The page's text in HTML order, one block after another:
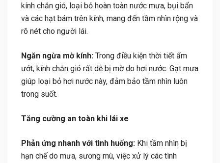
kính chắn gió, loại bỏ hoàn toàn nước mưa, bụi bẩn
và các hạt bám trên kính, mang đến tầm nhìn rộng và
rõ nét cho người lái.
Ngăn ngừa mờ kính: Trong điều kiện thời tiết ẩm
ướt, kính chắn gió rất dễ bị mờ do hơi nước. Gạt mưa
giúp loại bỏ hơi nước này, đảm bảo tầm nhìn luôn
trong suốt.
Tăng cường an toàn khi lái xe
Phản ứng nhanh với tình huống: Khi tầm nhìn bị
hạn chế do mưa, sương mù, việc xử lý các tình